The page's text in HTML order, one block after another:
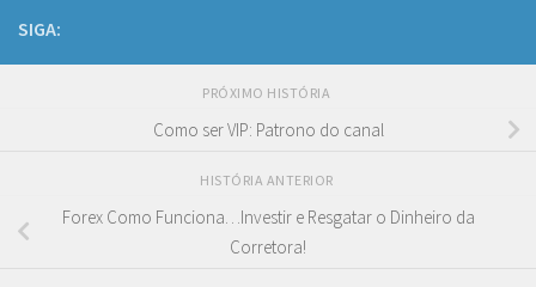
SIGA:
PRÓXIMO HISTÓRIA
Como ser VIP: Patrono do canal
HISTÓRIA ANTERIOR
Forex Como Funciona…Investir e Resgatar o Dinheiro da
Corretora!